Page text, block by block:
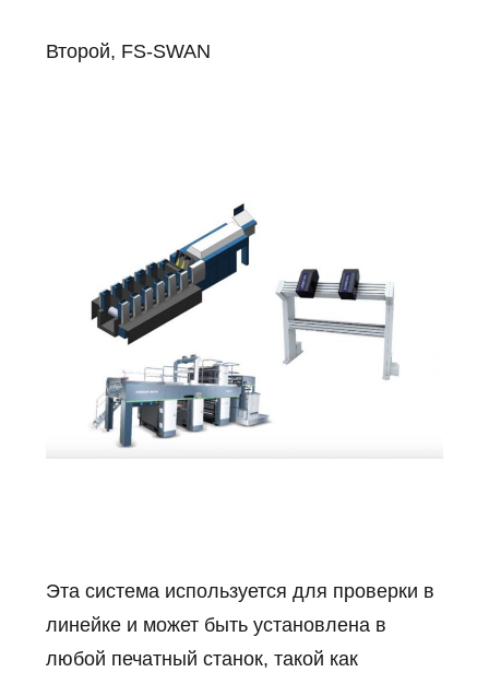
Второй, FS-SWAN
Эта система используется для проверки в
линейке и может быть установлена в
любой печатный станок, такой как